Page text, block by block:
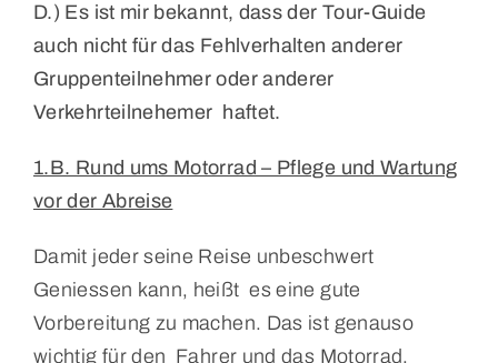
D.) Es ist mir bekannt, dass der Tour-Guide
auch nicht für das Fehlverhalten anderer
Gruppenteilnehmer oder anderer
Verkehrteilnehemer haftet.
1.B. Rund ums Motorrad – Pflege und Wartung
vor der Abreise
Damit jeder seine Reise unbeschwert
Geniessen kann, heißt es eine gute
Vorbereitung zu machen. Das ist genauso
wichtig für den Fahrer und das Motorrad.